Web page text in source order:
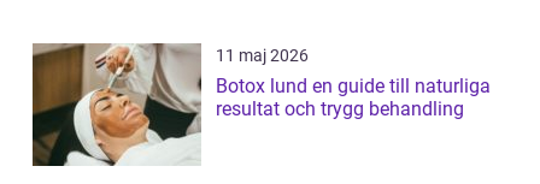
11 maj 2026
Botox lund en guide till naturliga
resultat och trygg behandling